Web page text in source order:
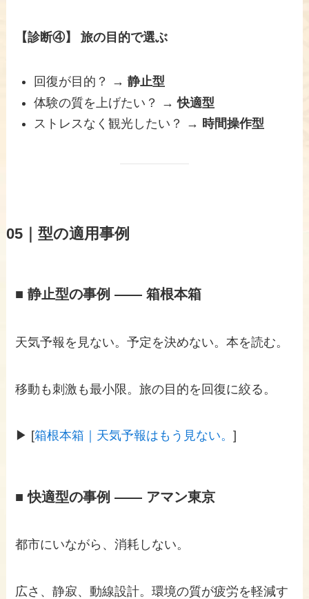
【診断④】 旅の目的で選ぶ
回復が目的？ →静止型
体験の質を上げたい？ →快適型
ストレスなく観光したい？ → 時間操作型
05｜型の適用事例
■ 静止型の事例 —— 箱根本箱
天気予報を見ない。予定を決めない。本を読む。
移動も刺激も最小限。旅の目的を回復に絞る。
▶ [箱根本箱｜天気予報はもう見ない。]
■ 快適型の事例 —— アマン東京
都市にいながら、消耗しない。
広さ、静寂、動線設計。環境の質が疲労を軽減す